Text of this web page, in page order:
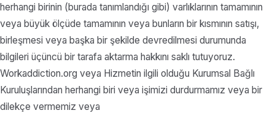
herhangi birinin (burada tanımlandığı gibi) varlıklarının tamamının
veya büyük ölçüde tamamının veya bunların bir kısmının satışı,
birleşmesi veya başka bir şekilde devredilmesi durumunda
bilgileri üçüncü bir tarafa aktarma hakkını saklı tutuyoruz.
Workaddiction.org veya Hizmetin ilgili olduğu Kurumsal Bağlı
Kuruluşlarından herhangi biri veya işimizi durdurmamız veya bir
dilekçe vermemiz veya